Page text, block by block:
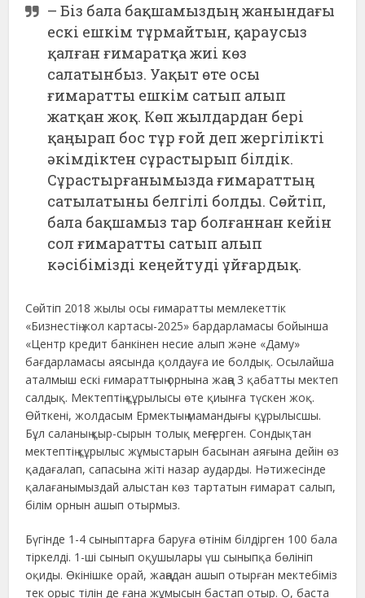
– Біз бала бақшамыздың жанындағы
ескі ешкім тұрмайтын, қараусыз
қалған ғимаратқа жиі көз
салатынбыз. Уақыт өте осы
ғимаратты ешкім сатып алып
жатқан жоқ. Көп жылдардан бері
қаңырап бос тұр ғой деп жергілікті
әкімдіктен сұрастырып білдік.
Сұрастырғанымызда ғимараттың
сатылатыны белгілі болды. Сөйтіп,
бала бақшамыз тар болғаннан кейін
сол ғимаратты сатып алып
кәсібімізді кеңейтуді ұйғардық.
Сөйтіп 2018 жылы осы ғимаратты мемлекеттік
«Бизнестің жол картасы-2025» бардарламасы бойынша
«Центр кредит банкінен несие алып және «Даму»
бағдарламасы аясында қолдауға ие болдық. Осылайша
аталмыш ескі ғимараттың орнына жаңа 3 қабатты мектеп
салдық. Мектептің құрылысы өте қиынға түскен жоқ.
Өйткені, жолдасым Ермектың мамандығы құрылысшы.
Бұл саланың қыр-сырын толық меңгерген. Сондықтан
мектептің құрылыс жұмыстарын басынан аяғына дейін өз
қадағалап, сапасына жіті назар аударды. Нәтижесінде
қалағанымыздай алыстан көз тартатын ғимарат салып,
білім орнын ашып отырмыз.
Бүгінде 1-4 сыныптарға баруға өтінім білдірген 100 бала
тіркелді. 1-ші сынып оқушылары үш сыныпқа бөлініп
оқиды. Өкінішке орай, жаңадан ашып отырған мектебіміз
тек орыс тілін де ғана жұмысын бастап отыр. О, баста